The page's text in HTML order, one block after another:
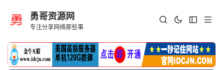
勇哥资源网
专注分享网络那些事